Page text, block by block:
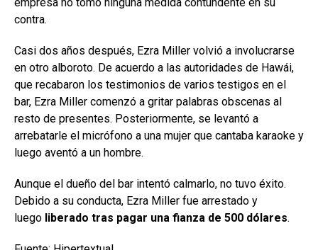
contra.
Casi dos años después, Ezra Miller volvió a involucrarse
en otro alboroto. De acuerdo a las autoridades de Hawái,
que recabaron los testimonios de varios testigos en el
bar, Ezra Miller comenzó a gritar palabras obscenas al
resto de presentes. Posteriormente, se levantó a
arrebatarle el micrófono a una mujer que cantaba karaoke y
luego aventó a un hombre.
Aunque el dueño del bar intentó calmarlo, no tuvo éxito.
Debido a su conducta, Ezra Miller fue arrestado y
luego liberado tras pagar una fianza de 500 dólares.